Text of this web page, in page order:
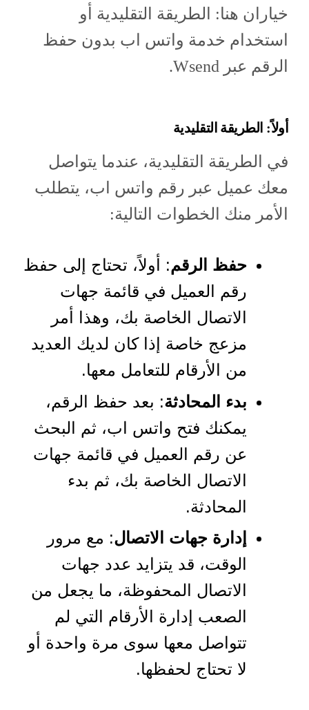
خياران هنا: الطريقة التقليدية أو
استخدام خدمة واتس اب بدون حفظ
الرقم عبر Wsend.
أولاً: الطريقة التقليدية
في الطريقة التقليدية، عندما يتواصل
معك عميل عبر رقم واتس اب، يتطلب
الأمر منك الخطوات التالية:
حفظ الرقم: أولاً، تحتاج إلى حفظ
رقم العميل في قائمة جهات
الاتصال الخاصة بك، وهذا أمر
مزعج خاصة إذا كان لديك العديد
من الأرقام للتعامل معها.
بدء المحادثة: بعد حفظ الرقم،
يمكنك فتح واتس اب، ثم البحث
عن رقم العميل في قائمة جهات
الاتصال الخاصة بك، ثم بدء
المحادثة.
إدارة جهات الاتصال: مع مرور
الوقت، قد يتزايد عدد جهات
الاتصال المحفوظة، ما يجعل من
الصعب إدارة الأرقام التي لم
تتواصل معها سوى مرة واحدة أو
لا تحتاج لحفظها.